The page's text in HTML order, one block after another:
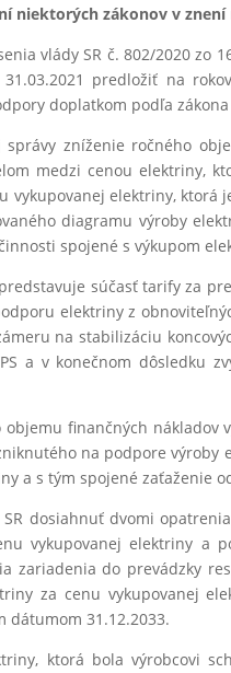
niektorých zákonov v
vlády SR č. 802/2020
predložiť na
doplatkom podľa
zníženie ročného
medzi cenou elektriny,
elektriny,
diagramu výroby
spojené s výkupom
súčasť tarify za
elektriny z
na stabilizáciu
a v konečnom dôsledku
finančných
na podpore výroby
a s tým spojené zaťaženie
dosiahnuť dvomi
vykupovanej elektriny a
zariadenia do prevádzky
za cenu vykupovanej
dátumom 31.12.2033.
ktorá bola výrobcovi